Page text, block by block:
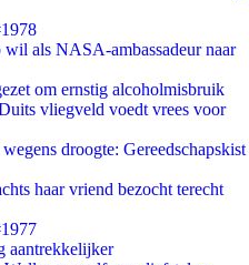
als NASA-ambassadeur naar
om ernstig alcoholmisbruik
vliegveld voedt vrees voor
droogte: Gereedschapskist
haar vriend bezocht terecht
aantrekkelijker